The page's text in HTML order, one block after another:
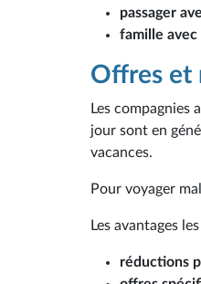
passager
famille
Offres et
Les compagnies
jour sont en
vacances.
Pour voyager
Les avantages
réductions